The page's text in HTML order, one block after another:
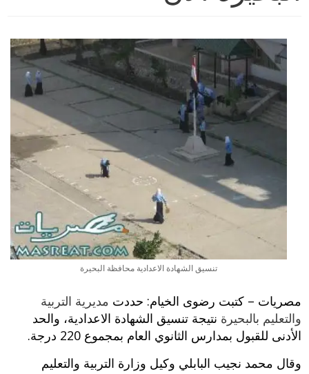
تنسيق الشهادة الاعدادية محافظة البحيرة
مصريات – كتبت رضوى الخيام: حددت مديرية التربية
والتعليم بالبحيرة نتيجة تنسيق الشهادة الاعدادية، والحد
الأدنى للقبول بمدارس الثانوي العام بمجموع 220 درجة.
وقال محمد نجيب البابلي وكيل وزارة التربية والتعليم